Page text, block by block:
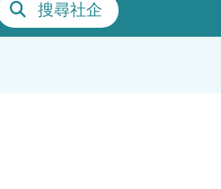
搜尋社企